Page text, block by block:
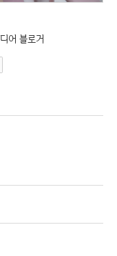
어 블로거